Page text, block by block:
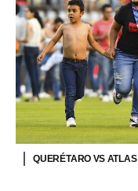
QUERÉTARO VS ATLAS